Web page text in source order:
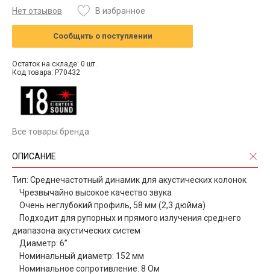
Нет отзывов В избранное
Сообщить о поступлении
Остаток на складе: 0 шт.
Код товара: P70432
Все товары бренда
ОПИСАНИЕ
Тип: Среднечастотный динамик для акустических колонок
Чрезвычайно высокое качество звука
Очень неглубокий профиль, 58 мм (2,3 дюйма)
Подходит для рупорных и прямого излучения среднего
диапазона акустических систем
Диаметр: 6’’
Номинальный диаметр: 152 мм
Номинальное сопротивление: 8 Ом